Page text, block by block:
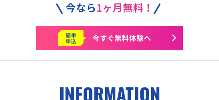
今なら1ヶ月無料！
簡単
申込 今すぐ無料体験へ
INFORMATION